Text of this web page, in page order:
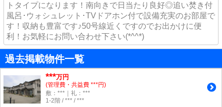
トタイプになります！南向きで日当たり良好◎追い焚き付
風呂･ウォシュレット･TVドアホン付で設備充実のお部屋で
す！収納も豊富です♪50号線近くですのでお出かけに便
利！お気軽にお問い合わせ下さい(*^^*)
過去掲載物件一覧
***万円
(管理費・共益費 ***円)
敷：***｜礼：***
1-2階 / *** / ***